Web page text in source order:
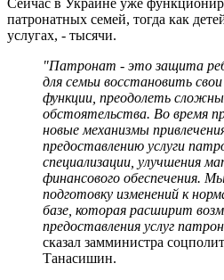
Сейчас в Украине уже
патронатных семей, тогда как
услугах, - тысячи.
"Патронат - это защита
для семьи восстановить
функции, преодолеть
обстоятельства. Во время
новые механизмы
предоставлению услуги
специализации, улучшения
финансового обеспечения.
подготовку изменений к
базе, которая расширит
предоставления услуг
сказал замминистра
Танасишин.